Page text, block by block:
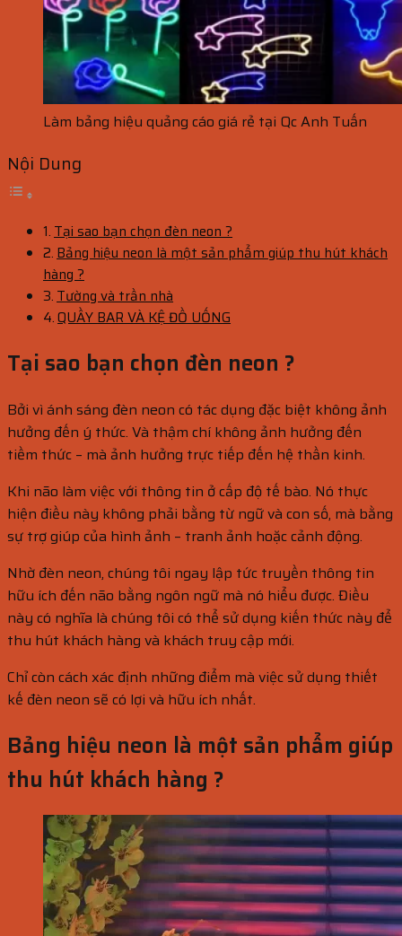
Làm bảng hiệu quảng cáo giá rẻ tại Qc Anh Tuấn
Nội Dung
Tại sao bạn chọn đèn neon ?
Bảng hiệu neon là một sản phẩm giúp thu hút khách
hàng ?
Tường và trần nhà
QUẦY BAR VÀ KỆ ĐỒ UỐNG
Tại sao bạn chọn đèn neon ?
Bởi vì ánh sáng đèn neon có tác dụng đặc biệt không ảnh
hưởng đến ý thức. Và thậm chí không ảnh hưởng đến
tiềm thức – mà ảnh hưởng trực tiếp đến hệ thần kinh.
Khi não làm việc với thông tin ở cấp độ tế bào. Nó thực
hiện điều này không phải bằng từ ngữ và con số, mà bằng
sự trợ giúp của hình ảnh – tranh ảnh hoặc cảnh động.
Nhờ đèn neon, chúng tôi ngay lập tức truyền thông tin
hữu ích đến não bằng ngôn ngữ mà nó hiểu được. Điều
này có nghĩa là chúng tôi có thể sử dụng kiến ​​thức này để
thu hút khách hàng và khách truy cập mới.
Chỉ còn cách xác định những điểm mà việc sử dụng thiết
kế đèn neon sẽ có lợi và hữu ích nhất.
Bảng hiệu neon là một sản phẩm giúp
thu hút khách hàng ?